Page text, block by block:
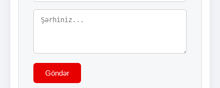
Göndər